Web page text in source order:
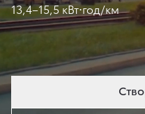
13,4–15,5 кВт⋅год/км